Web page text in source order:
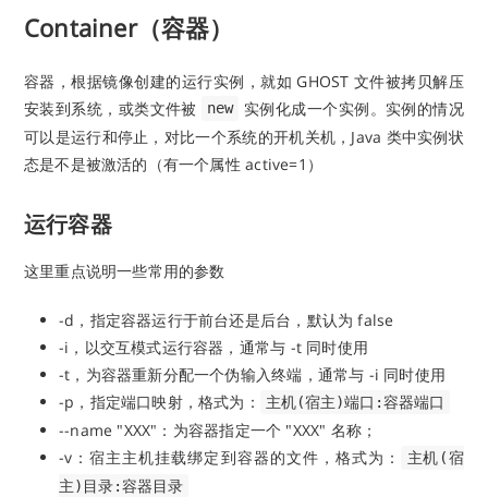
Container（容器）
容器，根据镜像创建的运行实例，就如 GHOST 文件被拷贝解压
安装到系统，或类文件被
new
实例化成一个实例。实例的情况
可以是运行和停止，对比一个系统的开机关机，Java 类中实例状
态是不是被激活的（有一个属性 active=1）
运行容器
这里重点说明一些常用的参数
-d，指定容器运行于前台还是后台，默认为 false
-i，以交互模式运行容器，通常与 -t 同时使用
-t，为容器重新分配一个伪输入终端，通常与 -i 同时使用
-p，指定端口映射，格式为：
主机(宿主)端口:容器端口
--name "XXX"：为容器指定一个 "XXX" 名称；
-v：宿主主机挂载绑定到容器的文件，格式为：
主机(宿
主)目录:容器目录